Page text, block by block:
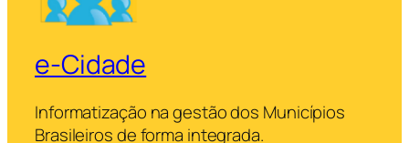
e-Cidade
Informatização na gestão dos Municípios
Brasileiros de forma integrada.